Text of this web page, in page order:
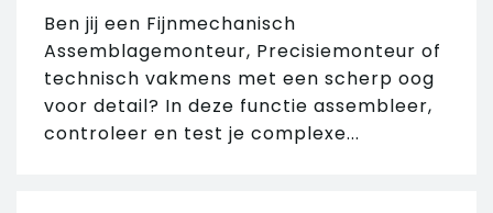
Ben jij een Fijnmechanisch
Assemblagemonteur, Precisiemonteur of
technisch vakmens met een scherp oog
voor detail? In deze functie assembleer,
controleer en test je complexe...